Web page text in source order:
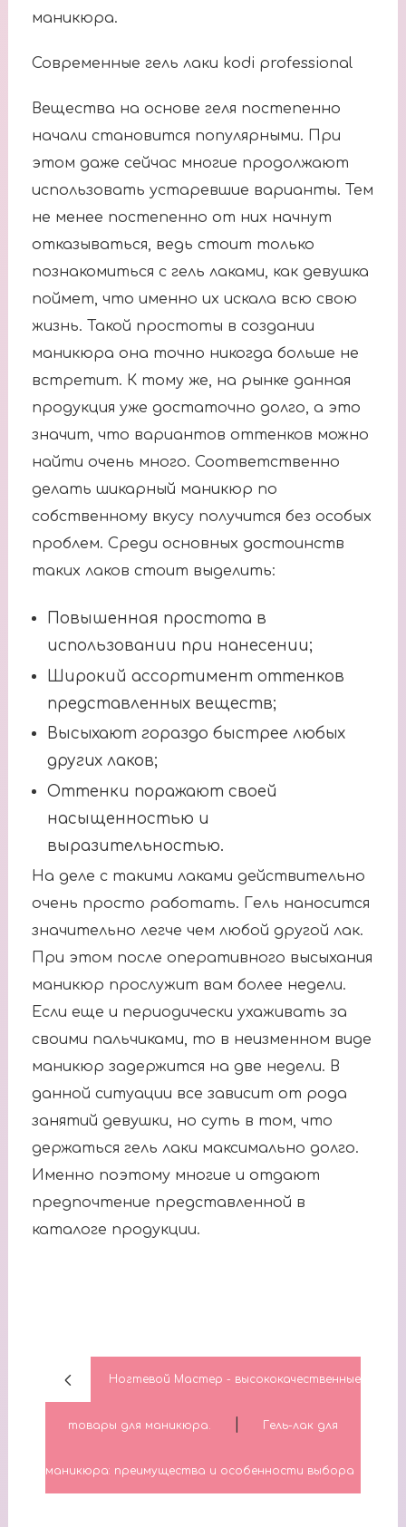
маникюра.
Современные гель лаки kodi professional
Вещества на основе геля постепенно
начали становится популярными. При
этом даже сейчас многие продолжают
использовать устаревшие варианты. Тем
не менее постепенно от них начнут
отказываться, ведь стоит только
познакомиться с гель лаками, как девушка
поймет, что именно их искала всю свою
жизнь. Такой простоты в создании
маникюра она точно никогда больше не
встретит. К тому же, на рынке данная
продукция уже достаточно долго, а это
значит, что вариантов оттенков можно
найти очень много. Соответственно
делать шикарный маникюр по
собственному вкусу получится без особых
проблем. Среди основных достоинств
таких лаков стоит выделить:
Повышенная простота в
использовании при нанесении;
Широкий ассортимент оттенков
представленных веществ;
Высыхают гораздо быстрее любых
других лаков;
Оттенки поражают своей
насыщенностью и
выразительностью.
На деле с такими лаками действительно
очень просто работать. Гель наносится
значительно легче чем любой другой лак.
При этом после оперативного высыхания
маникюр прослужит вам более недели.
Если еще и периодически ухаживать за
своими пальчиками, то в неизменном виде
маникюр задержится на две недели. В
данной ситуации все зависит от рода
занятий девушки, но суть в том, что
держаться гель лаки максимально долго.
Именно поэтому многие и отдают
предпочтение представленной в
каталоге продукции.
Ногтевой Мастер - высококачественные
товары для маникюра. Гель-лак для
маникюра: преимущества и особенности выбора